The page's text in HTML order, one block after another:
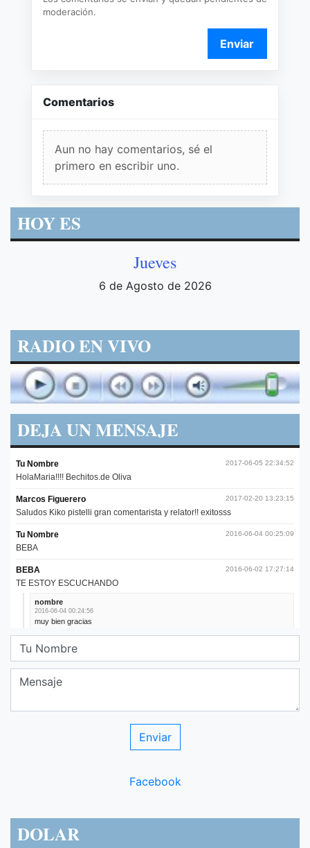
moderación.
Enviar
Comentarios
Aun no hay comentarios, sé el
primero en escribir uno.
HOY ES
Jueves
6 de Agosto de 2026
RADIO EN VIVO
DEJA UN MENSAJE
Facebook
DOLAR